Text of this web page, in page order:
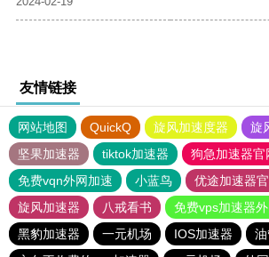
友情链接
网站地图 QuickQ 旋风加速度器 旋
坚果加速器
tiktok加速器
狗急加速器官
免费vqn外网加速
小蓝鸟 优途加速器
旋风加速器
八戒看书
免费vps加速器
黑豹加速器
一元机场 IOS加速器